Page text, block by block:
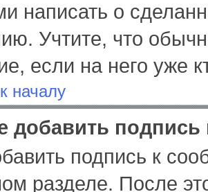
написать о
Учтите, что
если на него уже
началу
добавить
подпись к
разделе. После